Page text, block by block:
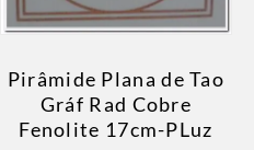
Pirâmide Plana de Tao
Gráf Rad Cobre
Fenolite 17cm-PLuz